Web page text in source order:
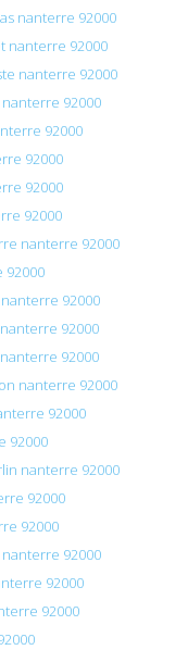
nanterre 92000
nanterre 92000
nanterre 92000
92000
92000
92000
92000
92000
nanterre 92000
92000
92000
92000
92000
nanterre 92000
92000
92000
nanterre 92000
92000
92000
92000
92000
92000